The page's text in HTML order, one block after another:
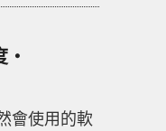
啟用後，標
‧
會使用的軟